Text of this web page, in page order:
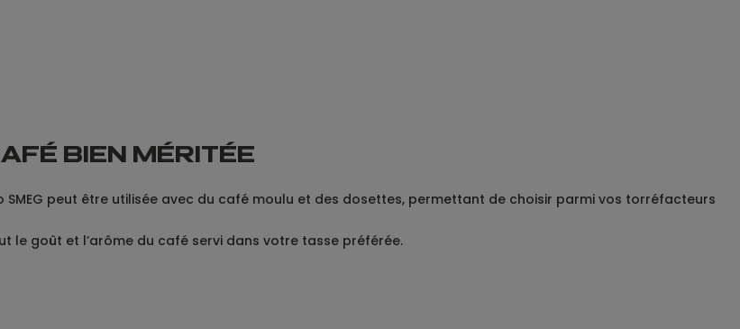
BIEN MÉRITÉE
SMEG peut être utilisée avec du café moulu et des dosettes, permettant de choisir parmi vos torréfacteurs
le goût et l’arôme du café servi dans votre tasse préférée.